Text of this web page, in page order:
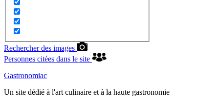
Rechercher des images
Personnes citées dans le site
Gastronomiac
Un site dédié à l'art culinaire et à la haute gastronomie